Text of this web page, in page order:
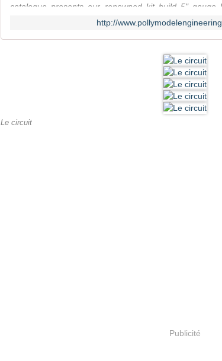
catalogue presents our renowned kit build 5" gauge
http://
Le circuit
Publicité